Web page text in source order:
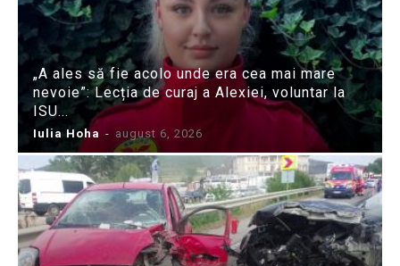
„A ales să fie acolo unde era cea mai mare
nevoie”: Lecția de curaj a Alexiei, voluntar la
ISU...
Iulia Hoha - august 6, 2026